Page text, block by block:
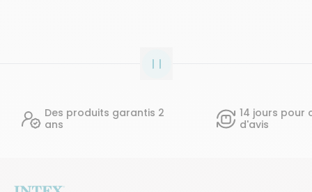
produits garantis 2
14 jours pour changer